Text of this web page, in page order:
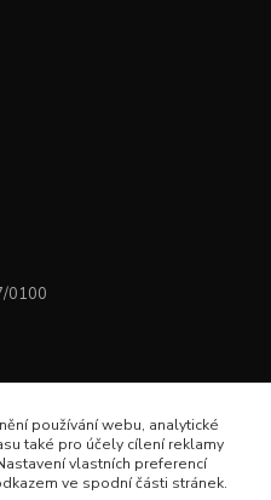
0100
používání webu, analytické
také pro účely cílení reklamy
vlastních preferencí
ve spodní části stránek.